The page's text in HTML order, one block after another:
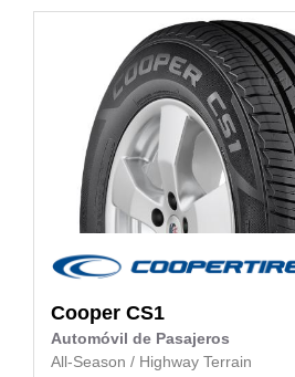
Cooper CS1
Automóvil de Pasajeros
All-Season / Highway Terrain